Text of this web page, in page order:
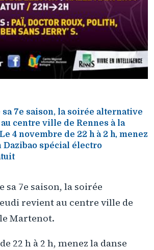
sa 7e saison, la soirée alternative
centre ville de Rennes à la
4 novembre de 22 h à 2 h, menez
Dazibao spécial électro
sa 7e saison, la soirée
revient au centre ville de
Martenot.
22 h à 2 h, menez la danse